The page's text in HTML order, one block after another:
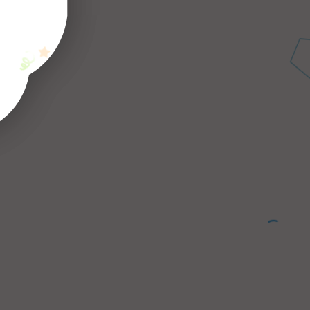
רבה על הפעלה מדהימה שהחזיקה 30 ילדים ומעלה
למשך הפעלה מלאה מדהים מדהים תודה רבה מכל
הלב